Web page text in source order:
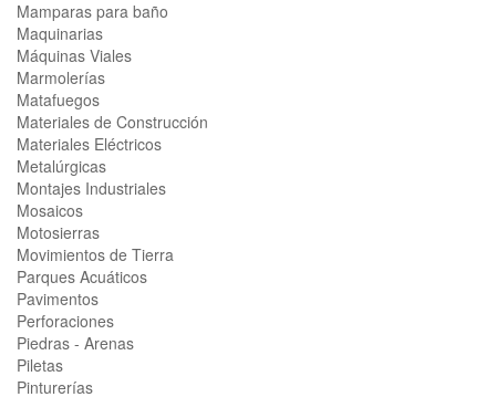
Mamparas para baño
Maquinarias
Máquinas Viales
Marmolerías
Matafuegos
Materiales de Construcción
Materiales Eléctricos
Metalúrgicas
Montajes Industriales
Mosaicos
Motosierras
Movimientos de Tierra
Parques Acuáticos
Pavimentos
Perforaciones
Piedras - Arenas
Piletas
Pinturerías